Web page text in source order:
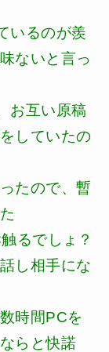
いるのが羨
ないと言っ
お互い原稿
していたの
たので、暫
るでしょ？
し相手にな
時間PCを
らと快諾